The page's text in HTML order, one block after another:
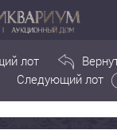
лот
Следующий лот